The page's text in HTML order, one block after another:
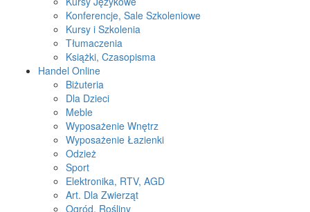
Konferencje, Sale Szkoleniowe
Kursy i Szkolenia
Tłumaczenia
Książki, Czasopisma
Handel Online
Biżuteria
Dla Dzieci
Meble
Wyposażenie Wnętrz
Wyposażenie Łazienki
Odzież
Sport
Elektronika, RTV, AGD
Art. Dla Zwierząt
Ogród, Rośliny